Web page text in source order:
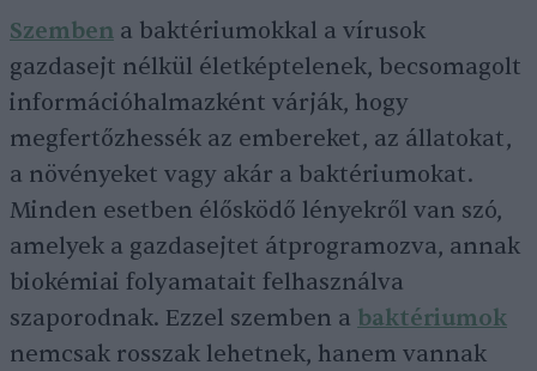
Szemben a baktériumokkal a vírusok
gazdasejt nélkül életképtelenek, becsomagolt
információhalmazként várják, hogy
megfertőzhessék az embereket, az állatokat,
a növényeket vagy akár a baktériumokat.
Minden esetben élősködő lényekről van szó,
amelyek a gazdasejtet átprogramozva, annak
biokémiai folyamatait felhasználva
szaporodnak. Ezzel szemben a baktériumok
nemcsak rosszak lehetnek, hanem vannak